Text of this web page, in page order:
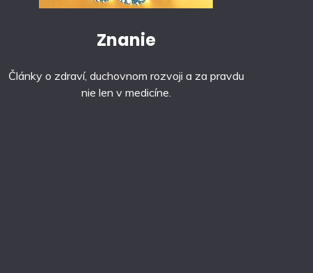
Znanie
Články o zdraví, duchovnom rozvoji a za pravdu
nie len v medicíne.